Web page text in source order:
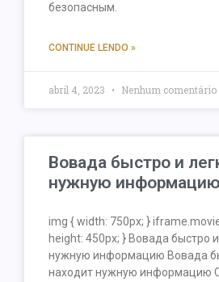
безопасным.
CONTINUE LENDO »
abril 4, 2023 Nenhum comentário
Вовада быстро и
нужную информацию
img { width: 750px; }
height: 450px; } Вовада быстро
нужную информацию Вовада
находит нужную информацию